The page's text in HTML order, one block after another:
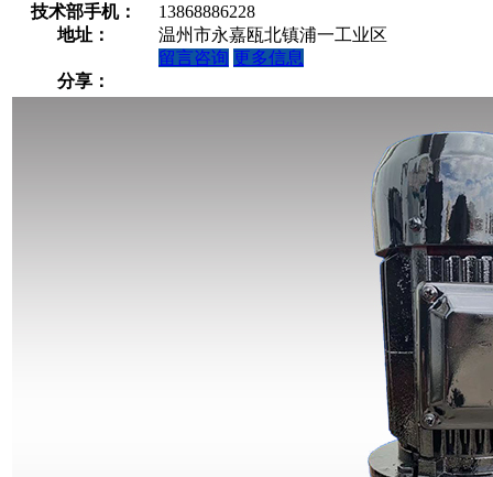
技术部手机：
13868886228
地址：
温州市永嘉瓯北镇浦一工业区
留言咨询 更多信息
分享：